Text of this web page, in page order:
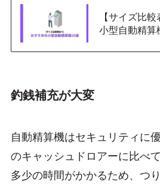
【サイズ比
小型自動精算
釣銭補充が大変
自動精算機はセキュリティに
のキャッシュドロアーに比べ
多少の時間がかかるため、つ